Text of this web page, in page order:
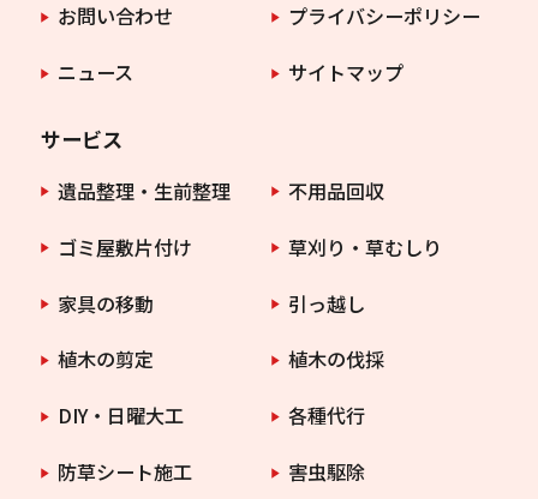
お問い合わせ
プライバシーポリシー
ニュース
サイトマップ
サービス
遺品整理・生前整理
不用品回収
ゴミ屋敷片付け
草刈り・草むしり
家具の移動
引っ越し
植木の剪定
植木の伐採
DIY・日曜大工
各種代行
防草シート施工
害虫駆除